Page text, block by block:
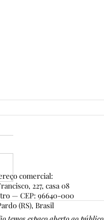
de Ouro — 7ª edição:
ABERTAS
comercial:
227, casa 08
— CEP: 96640-000
(RS), Brasil